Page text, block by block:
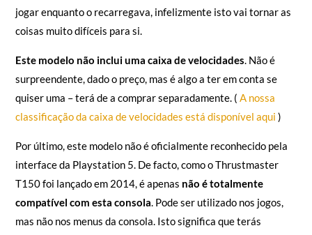
jogar enquanto o recarregava, infelizmente isto vai tornar as
coisas muito difíceis para si.
Este modelo não inclui uma caixa de velocidades. Não é
surpreendente, dado o preço, mas é algo a ter em conta se
quiser uma – terá de a comprar separadamente. ( A nossa
classificação da caixa de velocidades está disponível aqui )
Por último, este modelo não é oficialmente reconhecido pela
interface da Playstation 5. De facto, como o Thrustmaster
T150 foi lançado em 2014, é apenas não é totalmente
compatível com esta consola. Pode ser utilizado nos jogos,
mas não nos menus da consola. Isto significa que terás